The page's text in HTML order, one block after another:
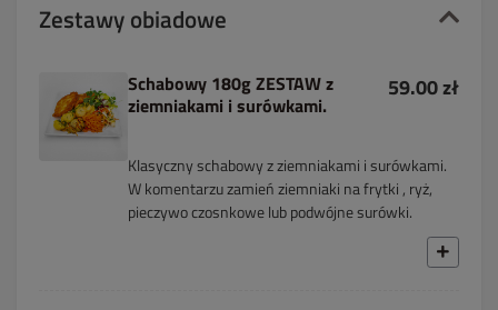
Zestawy obiadowe
Schabowy 180g ZESTAW z
ziemniakami i surówkami.
59.00 zł
Klasyczny schabowy z ziemniakami i surówkami.
W komentarzu zamień ziemniaki na frytki , ryż,
pieczywo czosnkowe lub podwójne surówki.